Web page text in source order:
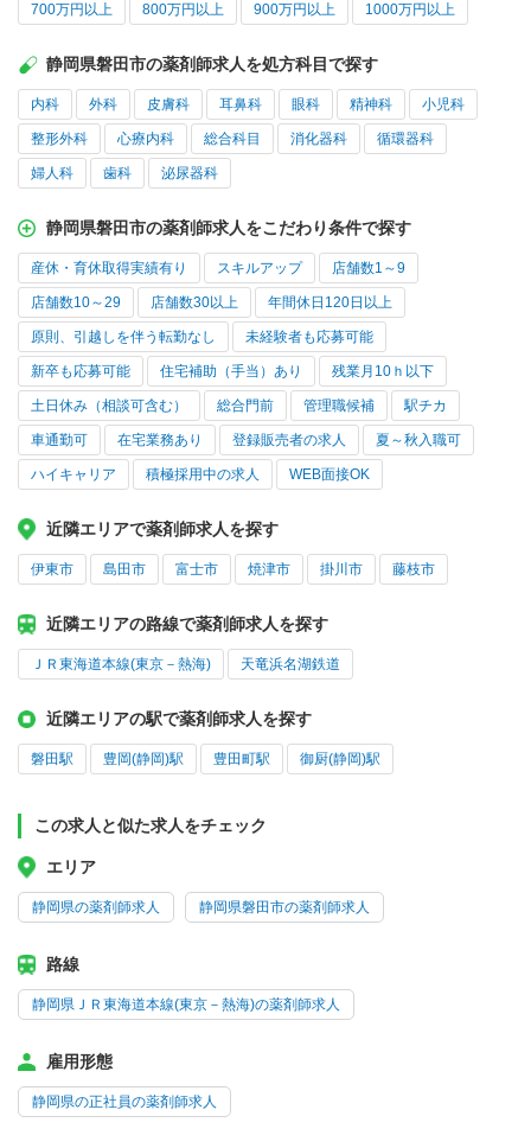
700万円以上 800万円以上 900万円以上 1000万円以上
静岡県磐田市の薬剤師求人を処方科目で探す
内科 外科 皮膚科 耳鼻科 眼科 精神科 小児科
整形外科 心療内科 総合科目 消化器科 循環器科
婦人科 歯科 泌尿器科
静岡県磐田市の薬剤師求人をこだわり条件で探す
産休・育休取得実績有り スキルアップ 店舗数1～9
店舗数10～29 店舗数30以上 年間休日120日以上
原則、引越しを伴う転勤なし 未経験者も応募可能
新卒も応募可能 住宅補助（手当）あり 残業月10ｈ以下
土日休み（相談可含む） 総合門前 管理職候補 駅チカ
車通勤可 在宅業務あり 登録販売者の求人 夏～秋入職可
ハイキャリア 積極採用中の求人 WEB面接OK
近隣エリアで薬剤師求人を探す
伊東市 島田市 富士市 焼津市 掛川市 藤枝市
近隣エリアの路線で薬剤師求人を探す
ＪＲ東海道本線(東京－熱海) 天竜浜名湖鉄道
近隣エリアの駅で薬剤師求人を探す
磐田駅 豊岡(静岡)駅 豊田町駅 御厨(静岡)駅
この求人と似た求人をチェック
エリア
静岡県の薬剤師求人 静岡県磐田市の薬剤師求人
路線
静岡県ＪＲ東海道本線(東京－熱海)の薬剤師求人
雇用形態
静岡県の正社員の薬剤師求人